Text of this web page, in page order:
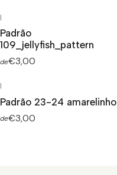
|
Padrão
109_jellyfish_pattern
de€3,00
|
Padrão 23-24 amarelinho
de€3,00